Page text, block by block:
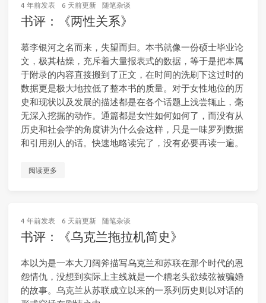
4 年前发表 6 天前更新 随笔杂谈
书评：《两性关系》
慕李银河之名而来，失望而归。本书就像一份硕士毕业论
文，极其枯燥，充斥着大量报表式的数据，等于是把本属
于附录的内容直接搬到了正文，在时间的洗刷下这过时的
数据更是极大地拉低了整本书的质量。对于女性地位的历
史和现状以及发展的描述都是在各个话题上浅尝辄止，毫
无深入挖掘的动作。通篇都是女性如何如何了，而没有从
历史和社会学的角度讲为什么会这样，只是一味罗列数据
和引用别人的话。快速地略读完了，没有必要再读一遍。
阅读更多
4 年前发表 6 天前更新 随笔杂谈
书评：《乌克兰拖拉机简史》
本以为是一本大刀阔斧描写乌克兰和苏联在那个时代的恩
怨情仇，没想到实际上主线就是一个糟老头欲续弦被骗婚
的故事。乌克兰从苏联成立以来的一系列历史则以对话的